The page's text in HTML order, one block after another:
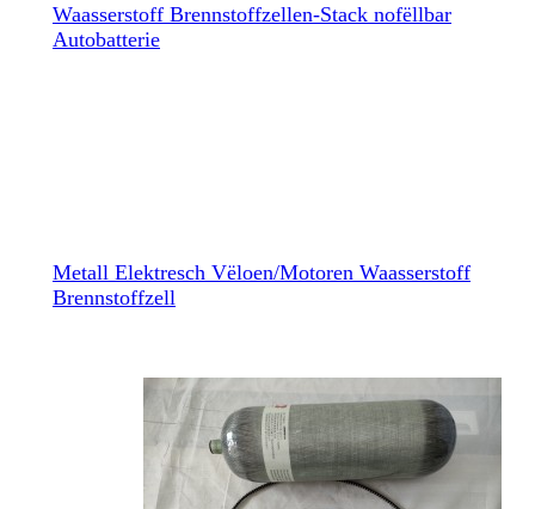
Waasserstoff Brennstoffzellen-Stack nofëllbar
Autobatterie
Metall Elektresch Vëloen/Motoren Waasserstoff
Brennstoffzell